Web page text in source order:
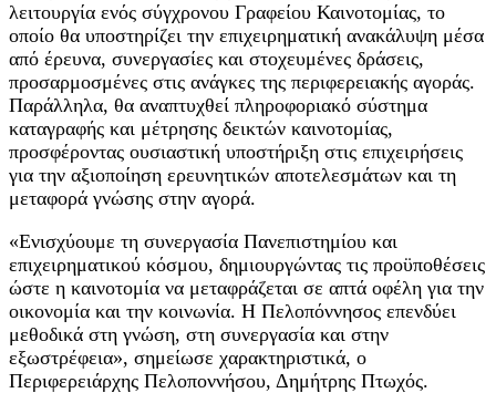
λειτουργία ενός σύγχρονου Γραφείου Καινοτομίας, το
οποίο θα υποστηρίζει την επιχειρηματική ανακάλυψη μέσα
από έρευνα, συνεργασίες και στοχευμένες δράσεις,
προσαρμοσμένες στις ανάγκες της περιφερειακής αγοράς.
Παράλληλα, θα αναπτυχθεί πληροφοριακό σύστημα
καταγραφής και μέτρησης δεικτών καινοτομίας,
προσφέροντας ουσιαστική υποστήριξη στις επιχειρήσεις
για την αξιοποίηση ερευνητικών αποτελεσμάτων και τη
μεταφορά γνώσης στην αγορά.
«Ενισχύουμε τη συνεργασία Πανεπιστημίου και
επιχειρηματικού κόσμου, δημιουργώντας τις προϋποθέσεις
ώστε η καινοτομία να μεταφράζεται σε απτά οφέλη για την
οικονομία και την κοινωνία. Η Πελοπόννησος επενδύει
μεθοδικά στη γνώση, στη συνεργασία και στην
εξωστρέφεια», σημείωσε χαρακτηριστικά, ο
Περιφερειάρχης Πελοποννήσου, Δημήτρης Πτωχός.